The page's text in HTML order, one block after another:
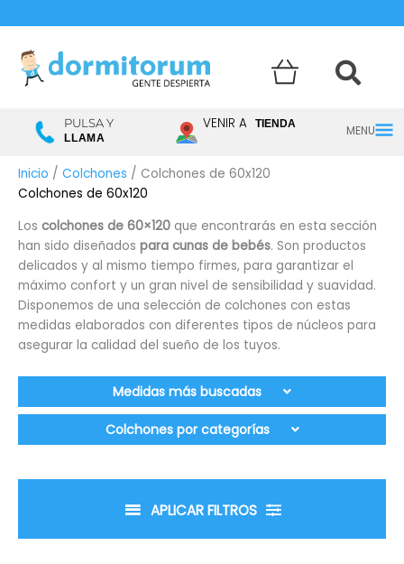
Menú
PULSA Y
LLAMA
VENIR A TIENDA
Inicio / Colchones / Colchones de 60x120
Colchones de 60x120
Los colchones de 60×120 que encontrarás en esta sección
han sido diseñados para cunas de bebés. Son productos
delicados y al mismo tiempo firmes, para garantizar el
máximo confort y un gran nivel de sensibilidad y suavidad.
Disponemos de una selección de colchones con estas
medidas elaborados con diferentes tipos de núcleos para
asegurar la calidad del sueño de los tuyos.
Medidas más buscadas
Colchones por categorías
APLICAR FILTROS